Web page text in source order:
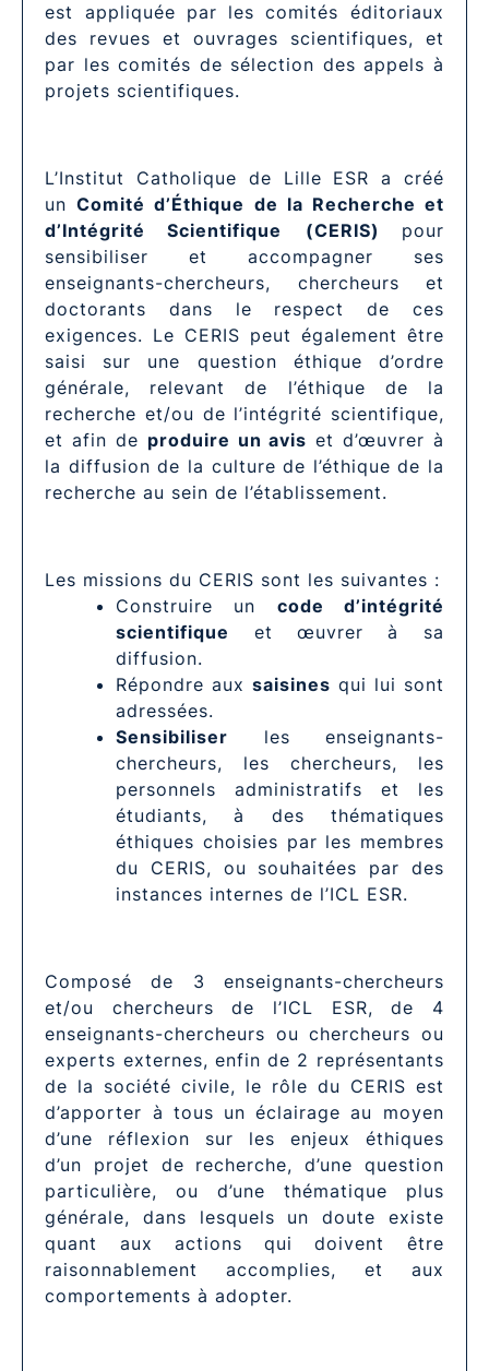
est appliquée par les comités éditoriaux
des revues et ouvrages scientifiques, et
par les comités de sélection des appels à
projets scientifiques.
L’Institut Catholique de Lille ESR a créé
unComité d’Éthique de la Recherche et
d’Intégrité Scientifique
(CERIS) pour
sensibiliser et accompagner ses
enseignants-chercheurs, chercheurs et
doctorants dans le respect de ces
exigences. Le CERIS peut également être
saisi sur une question éthique d’ordre
générale, relevant de l’éthique de la
recherche et/ou de l’intégrité scientifique,
et afin de produire un avis et d’œuvrer à
la diffusion de la culture de l’éthique de la
recherche au sein de l’établissement.
Les missions du CERIS sont les suivantes :
Construire un code d’intégrité
scientifique
et œuvrer à sa
diffusion.
Répondre auxsaisines qui lui sont
adressées.
Sensibiliser les enseignants-
chercheurs, les chercheurs, les
personnels administratifs et les
étudiants, à des thématiques
éthiques choisies par les membres
du CERIS, ou souhaitées par des
instances internes de l’ICL ESR.
Composé de 3 enseignants-chercheurs
et/ou chercheurs de l’ICL ESR, de 4
enseignants-chercheurs ou chercheurs ou
experts externes, enfin de 2 représentants
de la société civile, le rôle du CERIS est
d’apporter à tous un éclairage au moyen
d’une réflexion sur les enjeux éthiques
d’un projet de recherche, d’une question
particulière, ou d’une thématique plus
générale, dans lesquels un doute existe
quant aux actions qui doivent être
raisonnablement accomplies, et aux
comportements à adopter.